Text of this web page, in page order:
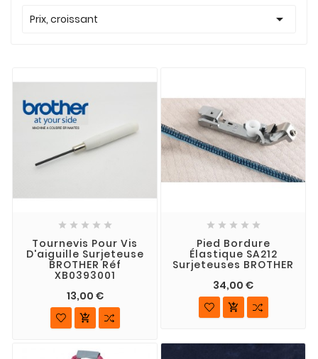
Prix, croissant 
    
Tournevis Pour Vis
D'aiguille Surjeteuse
BROTHER Réf
XB0393001
13,00 €

    
Pied Bordure
Élastique SA212
Surjeteuses BROTHER
34,00 €
